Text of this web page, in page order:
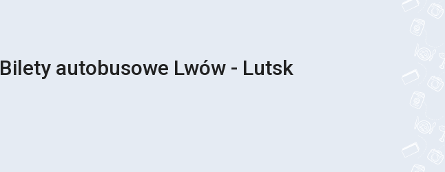
Bilety autobusowe Lwów - Lutsk